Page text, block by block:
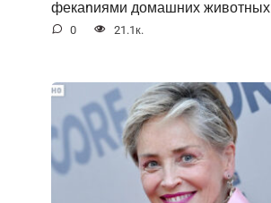
фекаnиями домашних животных
0 21.1к.